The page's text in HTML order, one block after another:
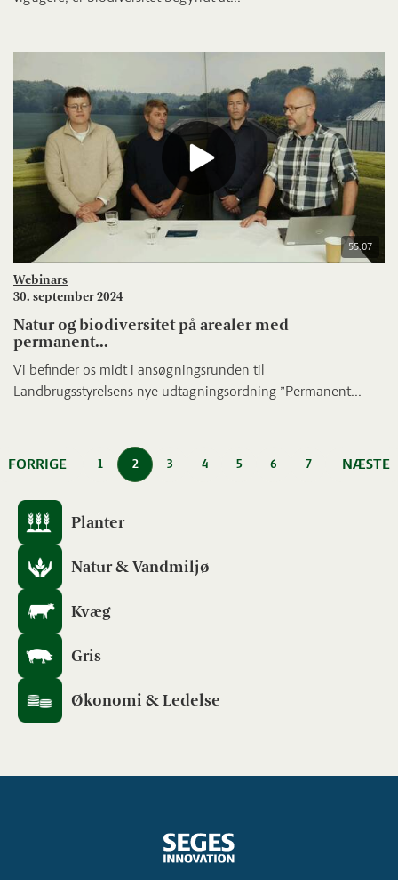
55:07
Webinars
30. september 2024
Natur og biodiversitet på arealer med
permanent...
Vi befinder os midt i ansøgningsrunden til
Landbrugsstyrelsens nye udtagningsordning ”Permanent...
FORRIGE 1 2 3 4 5 6 7 NÆSTE
Planter
Natur & Vandmiljø
Kvæg
Gris
Økonomi & Ledelse